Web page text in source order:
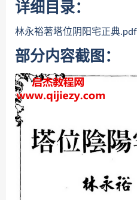
详细目录：
林永裕著塔位阴阳宅正典.pdf
部分内容截图：